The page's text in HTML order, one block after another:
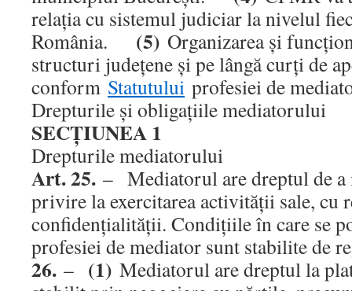
relaţia cu sistemul judiciar la nivelul
România. (5) Organizarea şi
structuri judeţene şi pe lângă curţi de
conform Statutului profesiei de
Drepturile şi obligaţiile mediatorului
SECŢIUNEA 1
Drepturile mediatorului
Art. 25. – Mediatorul are dreptul de
privire la exercitarea activităţii sale, cu
confidenţialităţii. Condiţiile în care se
profesiei de mediator sunt stabilite
26. – (1) Mediatorul are dreptul la